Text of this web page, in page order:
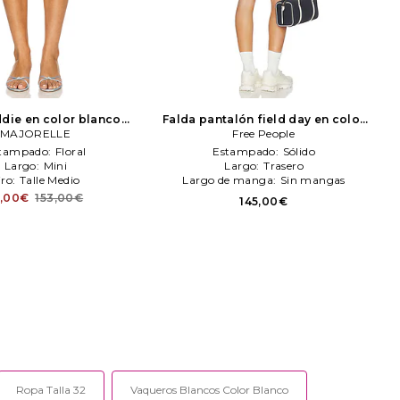
en color blanco
MAJORELLE
MAJORELLE
Floral
Largo: Mini
Talle Medio
153,00€
Falda pantalón field day en color
blanco Free People
Free People
Estampado: Sólido
Largo: Trasero
Largo de manga: Sin mangas
145,00€
Ropa Talla 32 Vaqueros Blancos Color Blanco